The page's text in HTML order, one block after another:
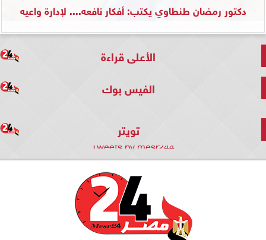
دكتور رمضان طنطاوي يكتب: أفكار نافعه.... لإدارة واعيه
الأعلى قراءة
الفيس بوك
تويتر
Tweets by mesr244